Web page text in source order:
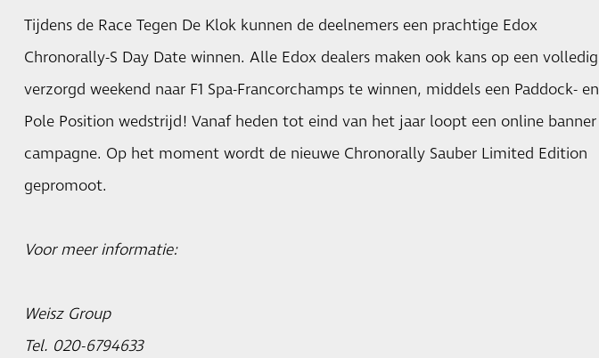
Tijdens de Race Tegen De Klok kunnen de deelnemers een prachtige Edox
Chronorally-S Day Date winnen. Alle Edox dealers maken ook kans op een volledig
verzorgd weekend naar F1 Spa-Francorchamps te winnen, middels een Paddock- en
Pole Position wedstrijd! Vanaf heden tot eind van het jaar loopt een online banner
campagne. Op het moment wordt de nieuwe Chronorally Sauber Limited Edition
gepromoot.
Voor meer informatie:
Weisz Group
Tel. 020-6794633